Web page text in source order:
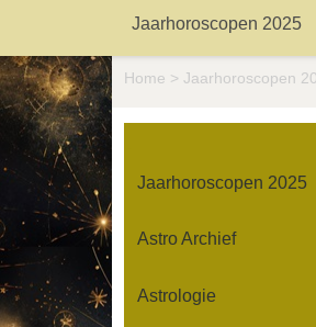
Jaarhoroscopen 2025
Home > Jaarhoroscopen
Jaarhoroscopen 2025
Astro Archief
Astrologie